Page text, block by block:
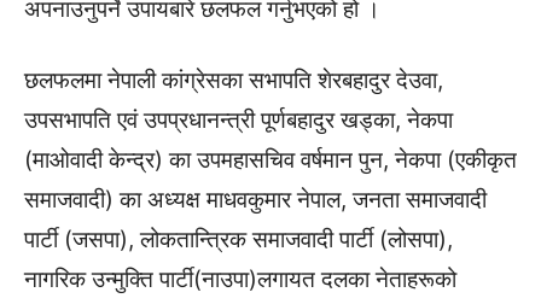
अपनाउनुपर्ने उपायबारे छलफल गर्नुभएको हो ।
छलफलमा नेपाली कांग्रेसका सभापति शेरबहादुर देउवा,
उपसभापति एवं उपप्रधानन्त्री पूर्णबहादुर खड्का, नेकपा
(माओवादी केन्द्र) का उपमहासचिव वर्षमान पुन, नेकपा (एकीकृत
समाजवादी) का अध्यक्ष माधवकुमार नेपाल, जनता समाजवादी
पार्टी (जसपा), लोकतान्त्रिक समाजवादी पार्टी (लोसपा),
नागरिक उन्मुक्ति पार्टी(नाउपा)लगायत दलका नेताहरूको